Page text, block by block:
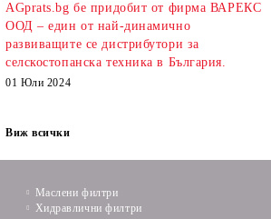
AGprats.bg бе придобит от фирма ВАРЕКС
ООД – един от най-динамично
развиващите се дистрибутори за
селскостопанска техника в България.
01 Юли 2024
Виж всички
Маслени филтри
Хидравлични филтри